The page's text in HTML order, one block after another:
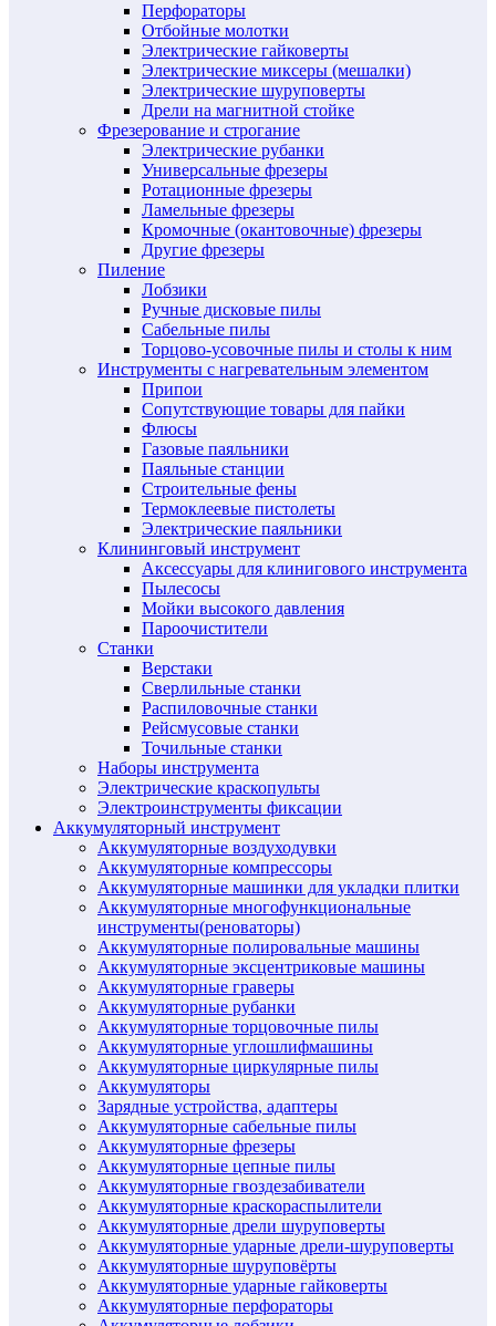
Перфораторы
Отбойные молотки
Электрические гайковерты
Электрические миксеры (мешалки)
Электрические шуруповерты
Дрели на магнитной стойке
Фрезерование и строгание
Электрические рубанки
Универсальные фрезеры
Ротационные фрезеры
Ламельные фрезеры
Кромочные (окантовочные) фрезеры
Другие фрезеры
Пиление
Лобзики
Ручные дисковые пилы
Сабельные пилы
Торцово-усовочные пилы и столы к ним
Инструменты с нагревательным элементом
Припои
Сопутствующие товары для пайки
Флюсы
Газовые паяльники
Паяльные станции
Строительные фены
Термоклеевые пистолеты
Электрические паяльники
Клининговый инструмент
Аксессуары для клинигового инструмента
Пылесосы
Мойки высокого давления
Пароочистители
Станки
Верстаки
Сверлильные станки
Распиловочные станки
Рейсмусовые станки
Точильные станки
Наборы инструмента
Электрические краскопульты
Электроинструменты фиксации
Аккумуляторный инструмент
Аккумуляторные воздуходувки
Аккумуляторные компрессоры
Аккумуляторные машинки для укладки плитки
Аккумуляторные многофункциональные
инструменты(реноваторы)
Аккумуляторные полировальные машины
Аккумуляторные эксцентриковые машины
Аккумуляторные граверы
Аккумуляторные рубанки
Аккумуляторные торцовочные пилы
Аккумуляторные углошлифмашины
Аккумуляторные циркулярные пилы
Аккумуляторы
Зарядные устройства, адаптеры
Аккумуляторные сабельные пилы
Аккумуляторные фрезеры
Аккумуляторные цепные пилы
Аккумуляторные гвоздезабиватели
Аккумуляторные краскораспылители
Аккумуляторные дрели шуруповерты
Аккумуляторные ударные дрели-шуруповерты
Аккумуляторные шуруповёрты
Аккумуляторные ударные гайковерты
Аккумуляторные перфораторы